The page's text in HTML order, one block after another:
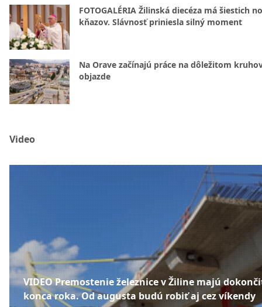
FOTOGALÉRIA Žilinská diecéza má šiestich
kňazov. Slávnosť priniesla silný moment
Na Orave začínajú práce na dôležitom
objazde
Video
VIDEO Premostenie železnice v Žiline majú
konca roka. Od augusta budú robiť aj cez víkendy